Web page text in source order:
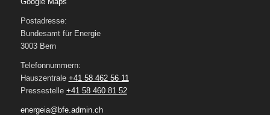
Postadresse:
Bundesamt für Energie
3003 Bern
Telefonnummern:
Hauszentrale +41 58 462 56 11
Pressestelle +41 58 460 81 52
energeia@bfe.admin.ch